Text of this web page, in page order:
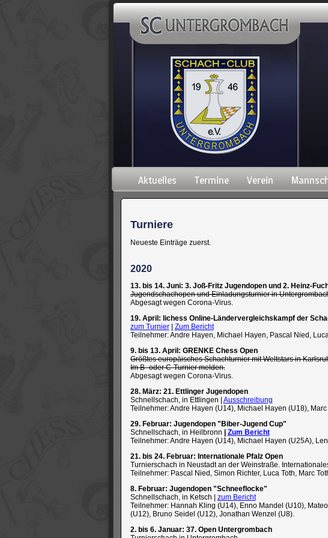
Navigation
überspringen
Aktuelles Termine Verein
Turniere
Neueste Einträge zuerst.
2020
13. bis 14. Juni: 3. Joß-Fritz Jugendopen und 2. Heinz-
Jugendschachopen und Einladungsturnier in
Abgesagt wegen Corona-Virus.
19. April: lichess Online-Ländervergleichskampf der
zum Turnier| Zum Bericht
Teilnehmer: Andre Hayen, Michael Hayen, Pascal Nied,
9. bis 13. April: GRENKE Chess Open
Größtes europäisches Schachturnier mit Weltstars in
Im B- oder C-Turnier melden.
Abgesagt wegen Corona-Virus.
28. März: 21. Ettlinger Jugendopen
Schnellschach, in Ettlingen | Ausschreibung
Teilnehmer: Andre Hayen (U14), Michael Hayen (U18), Marc
29. Februar: Jugendopen "Biber-Jugend Cup"
Schnellschach, in Heilbronn
Zum Bericht
Teilnehmer: Andre Hayen (U14), Michael Hayen (U25A),
21. bis 24. Februar: Internationale Pfalz Open
Turnierschach in Neustadt an der Weinstraße.
Teilnehmer: Pascal Nied, Simon Richter, Luca Toth, Marc
8. Februar: Jugendopen "Schneeflocke"
Schnellschach, in Ketsch | zum Bericht
Teilnehmer: Hannah Kling (U14), Enno Mandel (U10),
(U12), Bruno Seidel (U12), Jonathan Wenzel (U8).
2. bis 6. Januar: 37. Open Untergrombach